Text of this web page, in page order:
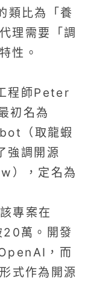
類比為「養
理需要「調
性。
程師Peter
初名為
（取龍蝦
強調開源
），定名為
專案在
萬。開發
，而
式作為開源